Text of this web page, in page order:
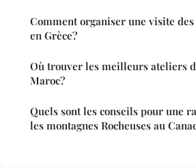
Comment organiser une visite
en Grèce?
Où trouver les meilleurs ateliers
Maroc?
Quels sont les conseils pour une
les montagnes Rocheuses au